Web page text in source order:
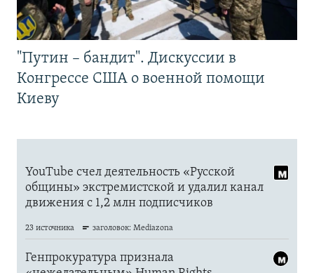
"Путин – бандит". Дискуссии в
Конгрессе США о военной помощи
Киеву